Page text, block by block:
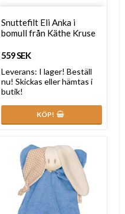
Snuttefilt Eli Anka i
bomull från Käthe Kruse
559 SEK
Leverans: I lager! Beställ
nu! Skickas eller hämtas i
butik!
KÖP!